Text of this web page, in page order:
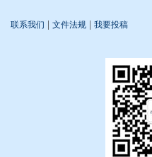
联系我们 文件法规 我要投稿